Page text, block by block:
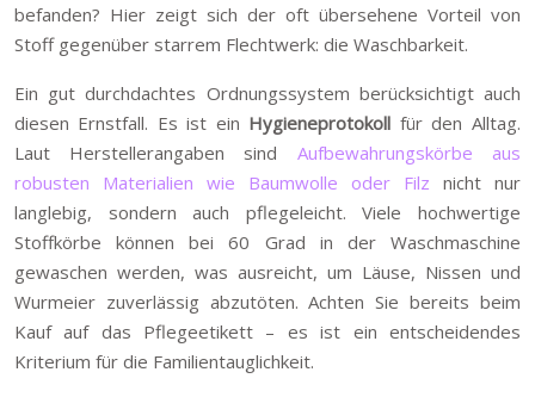
befanden? Hier zeigt sich der oft übersehene Vorteil von
Stoff gegenüber starrem Flechtwerk: die Waschbarkeit.
Ein gut durchdachtes Ordnungssystem berücksichtigt auch
diesen Ernstfall. Es ist ein Hygieneprotokoll für den Alltag.
Laut Herstellerangaben sind Aufbewahrungskörbe aus
robusten Materialien wie Baumwolle oder Filz nicht nur
langlebig, sondern auch pflegeleicht. Viele hochwertige
Stoffkörbe können bei 60 Grad in der Waschmaschine
gewaschen werden, was ausreicht, um Läuse, Nissen und
Wurmeier zuverlässig abzutöten. Achten Sie bereits beim
Kauf auf das Pflegeetikett – es ist ein entscheidendes
Kriterium für die Familientauglichkeit.